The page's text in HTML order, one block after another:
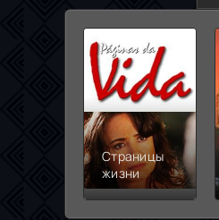
Страницы
жизни